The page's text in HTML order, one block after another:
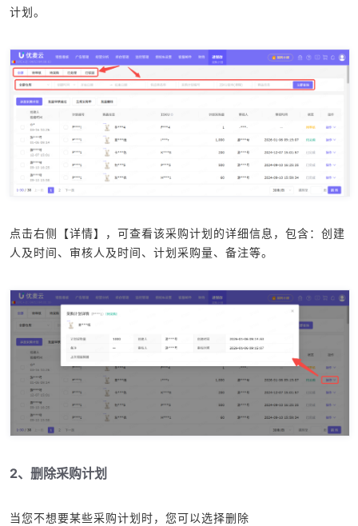
计划。
点击右侧【详情】，可查看该采购计划的详细信息，包含：创建
人及时间、审核人及时间、计划采购量、备注等。
2、删除采购计划
当您不想要某些采购计划时，您可以选择删除